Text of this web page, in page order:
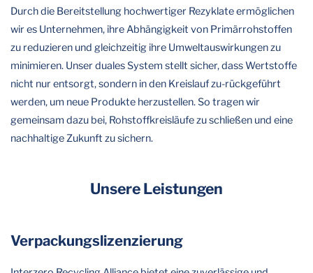
Durch die Bereitstellung hochwertiger Rezyklate ermöglichen
wir es Unternehmen, ihre Abhängigkeit von Primärrohstoffen
zu reduzieren und gleichzeitig ihre Umweltauswirkungen zu
minimieren. Unser duales System stellt sicher, dass Wertstoffe
nicht nur entsorgt, sondern in den Kreislauf zu-rückgeführt
werden, um neue Produkte herzustellen. So tragen wir
gemeinsam dazu bei, Rohstoffkreisläufe zu schließen und eine
nachhaltige Zukunft zu sichern.
Unsere Leistungen
Verpackungslizenzierung